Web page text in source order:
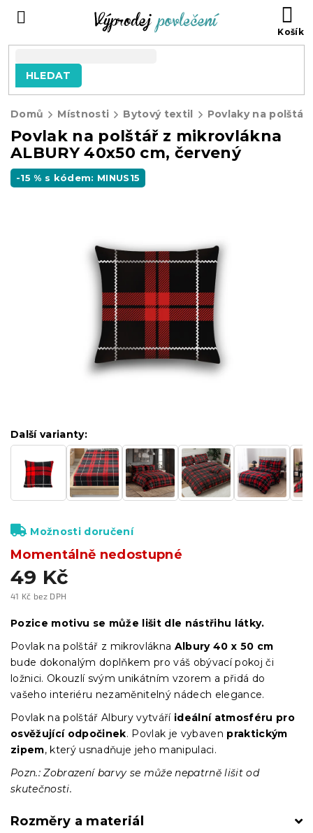
HLEDAT
Domů Místnosti Bytový textil Povlaky na
Povlak na polštář z mikrovlákna
ALBURY 40x50 cm, červený
-15 % s kódem: MINUS15
49 Kč
41 Kč bez DPH
cena:
Momentálně nedostupné
Další varianty:
Možnosti doručení
Pozice motivu se může lišit dle nástřihu látky.
Povlak na polštář z mikrovlákna Albury 40 x 50 cm
bude dokonalým doplňkem pro váš obývací pokoj či
ložnici. Okouzlí svým unikátním vzorem a přidá do
vašeho interiéru nezaměnitelný nádech elegance.
Povlak na polštář Albury vytváří ideální atmosféru pro
osvěžující odpočinek. Povlak je vybaven praktickým
zipem, který usnadňuje jeho manipulaci.
Pozn.: Zobrazení barvy se může nepatrně lišit od
skutečnosti.
Rozměry a materiál